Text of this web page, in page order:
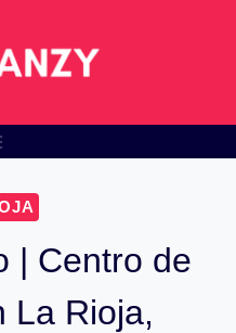
| Centro de
La Rioja,